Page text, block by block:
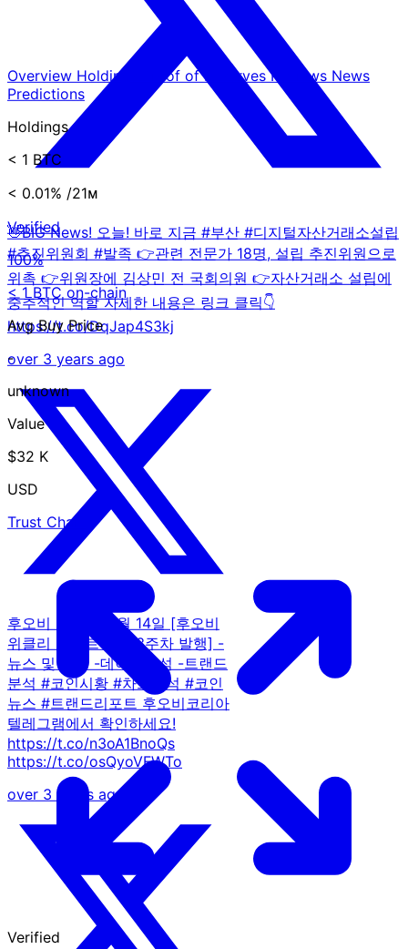
👋BIG News! 오늘! 바로 지금 #부산 #디지털자산거래소설립
#추진위원회 #발족 👉관련 전문가 18명, 설립 추진위원으로
위촉 👉위원장에 김상민 전 국회의원 👉자산거래소 설립에
중추적인 역할 자세한 내용은 링크 클릭👇
https://t.co/DqJap4S3kj
over 3 years ago
후오비 코리아 11월 14일 [후오비
위클리 리포트 11월 3주차 발행] -
뉴스 및 시황 -데이터분석 -트랜드
분석 #코인시황 #차트분석 #코인
뉴스 #트랜드리포트 후오비코리아
텔레그램에서 확인하세요!
https://t.co/n3oA1BnoQs
https://t.co/osQyoVFWTo
over 3 years ago
Overview Holdings Proof of ReservesReviews News
Predictions
Holdings
< 1 BTC
< 0.01% /21ᴍ
Verified
100%
< 1 BTC on-chain
Avg Buy Price
-
unknown
Value
$32 K
USD
Trust Chart
Verified